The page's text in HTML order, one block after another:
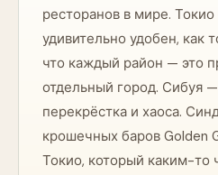
ресторанов в мире.
удивительно удобен, как
что каждый район — это
отдельный город. Сибуя
перекрёстка и хаоса.
крошечных баров Golden
Токио, который каким-то